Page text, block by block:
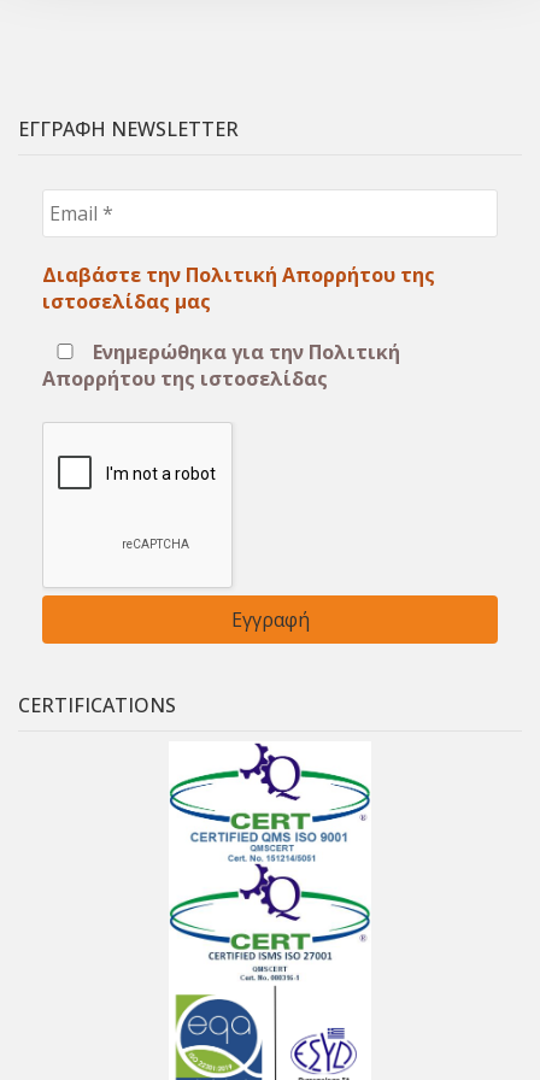
ΕΓΓΡΑΦΗ NEWSLETTER
Διαβάστε την Πολιτική Απορρήτου της
ιστοσελίδας μας
Ενημερώθηκα για την Πολιτική
Απορρήτου της ιστοσελίδας
CERTIFICATIONS